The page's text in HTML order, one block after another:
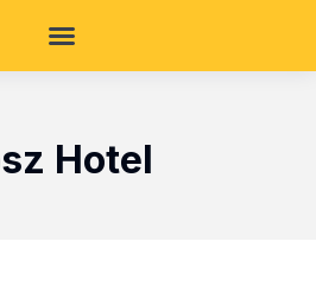
Hotel